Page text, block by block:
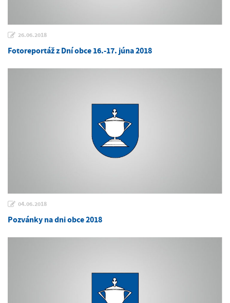
26.06.2018
Fotoreportáž z Dní obce 16.-17. júna 2018
04.06.2018
Pozvánky na dni obce 2018